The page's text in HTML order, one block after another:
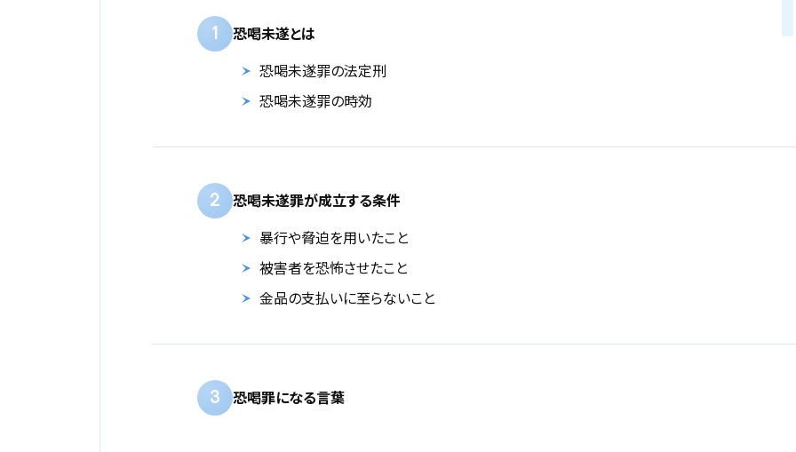
1
恐喝未遂とは
恐喝未遂罪の法定刑
恐喝未遂罪の時効
2
恐喝未遂罪が成立する条件
暴行や脅迫を用いたこと
被害者を恐怖させたこと
金品の支払いに至らないこと
3 恐喝罪になる言葉